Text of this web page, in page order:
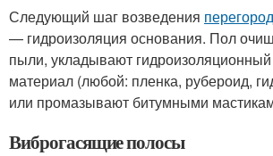
Следующий шаг возведения
— гидроизоляция основания. Пол
пыли, укладывают
материал (любой: пленка, рубероид,
или промазывают битумными
Виброгасящие полосы